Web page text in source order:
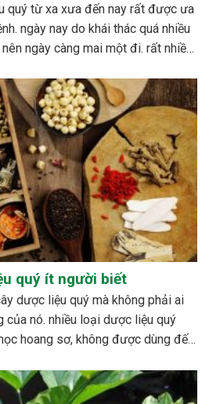
quý từ xa xưa đến nay rất được ưa
ngày nay do khái thác quá nhiều
ngày càng mai một đi. rất nhiều
quý ít người biết
dược liệu quý mà không phải ai
của nó. nhiều loại dược liệu quý
hoang sơ, không được dùng đến,